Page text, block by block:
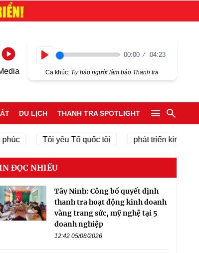
00:00 04:23
Ca khúc: Tự hào người làm báo Thanh tra
DU LỊCH THANH TRA SPOTLIGHT
Tôi yêu Tổ quốc tôi phát triển kinh tế tư nhân
ĐỌC NHIỀU
Tây Ninh: Công bố quyết định
thanh tra hoạt động kinh doanh
vàng trang sức, mỹ nghệ tại 5
doanh nghiệp
12:42 05/08/2026